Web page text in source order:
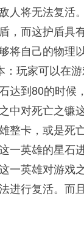
敌人将无法复
盾，而这护盾
将自己的物理
玩家可以在游
达到80的时候
对死亡之镰
雄整卡，或是
一英雄的星石
英雄对游戏
进行复活。而